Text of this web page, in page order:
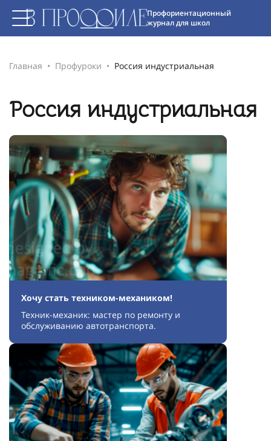
Профориентационный
журнал для школ
Главная Профуроки Россия индустриальная
Россия индустриальная
Хочу стать техником-механиком!
Техник-механик: мастер по ремонту и
обслуживанию автотранспорта.